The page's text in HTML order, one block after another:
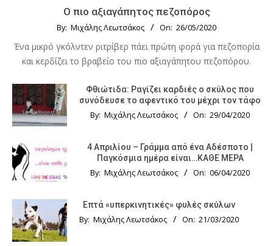
Ο πιο αξιαγάπητος πεζοπόρος
By: Μιχάλης Λεωτσάκος On: 26/05/2020
Ένα μικρό γκόλντεν ριτρίβερ πάει πρώτη φορά για πεζοπορία
και κερδίζει το βραβείο του πιο αξιαγάπητου πεζοπόρου.
Φθιώτιδα: Ραγίζει καρδιές ο σκύλος που
συνόδευσε το αφεντικό του μέχρι τον τάφο
By: Μιχάλης Λεωτσάκος On: 29/04/2020
4 Απριλίου – Γράμμα από ένα Αδέσποτο |
Παγκόσμια ημέρα είναι…ΚΑΘΕ ΜΕΡΑ
By: Μιχάλης Λεωτσάκος On: 06/04/2020
Επτά «υπερκινητικές» φυλές σκύλων
By: Μιχάλης Λεωτσάκος On: 21/03/2020